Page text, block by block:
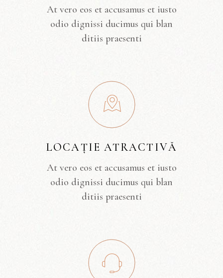
At vero eos et accusamus et iusto
odio dignissi ducimus qui blan
ditiis praesenti
LOCAȚIE ATRACTIVĂ
At vero eos et accusamus et iusto
odio dignissi ducimus qui blan
ditiis praesenti